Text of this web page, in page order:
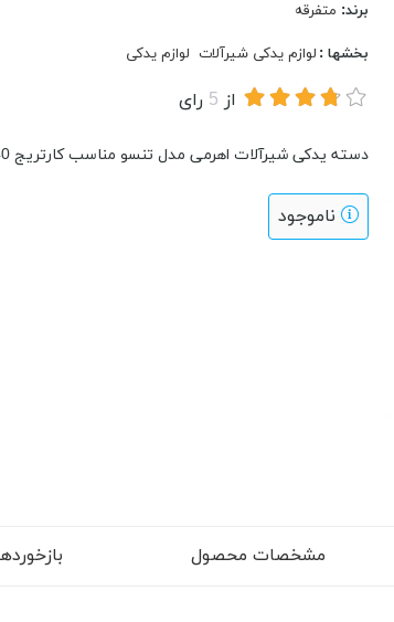
برند: متفرقه
بخشها : لوازم یدکی شیرآلات لوازم یدکی
از 5 رای
دسته یدکی شیرآلات اهرمی مدل تنسو مناسب کارتریج 40
ناموجود
مشخصات محصول